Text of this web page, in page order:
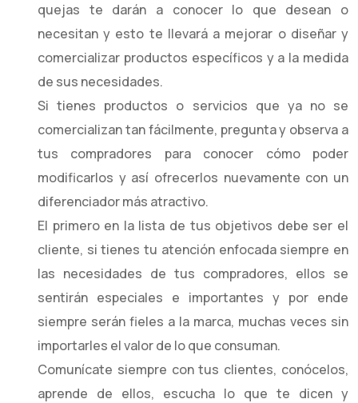
quejas te darán a conocer lo que desean o
necesitan y esto te llevará a mejorar o diseñar y
comercializar productos específicos y a la medida
de sus necesidades.
Si tienes productos o servicios que ya no se
comercializan tan fácilmente, pregunta y observa a
tus compradores para conocer cómo poder
modificarlos y así ofrecerlos nuevamente con un
diferenciador más atractivo.
El primero en la lista de tus objetivos debe ser el
cliente, si tienes tu atención enfocada siempre en
las necesidades de tus compradores, ellos se
sentirán especiales e importantes y por ende
siempre serán fieles a la marca, muchas veces sin
importarles el valor de lo que consuman.
Comunícate siempre con tus clientes, conócelos,
aprende de ellos, escucha lo que te dicen y